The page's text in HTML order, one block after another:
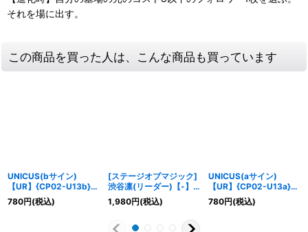
それを場に出す。
この商品を買った人は、こんな商品も買っています
UNICUS(bサイン)
【UR】{CP02-U13b}
《ニュートラル》
780円(税込)
[ステージオブマジック]
渋谷凛(リーダー)【-】
{CSD02b-LDS01}《ロ
イヤル》
1,980円(税込)
UNICUS(aサイン)
【UR】{CP02-U13a}
《ニュートラル》
780円(税込)